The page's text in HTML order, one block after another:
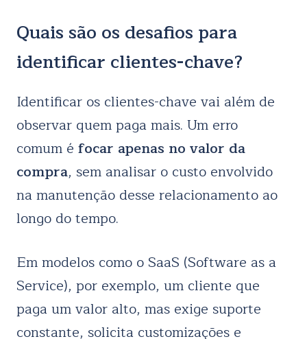
Quais são os desafios para
identificar clientes-chave?
Identificar os clientes-chave vai além de
observar quem paga mais. Um erro
comum éfocar apenas no valor da
compra, sem analisar o custo envolvido
na manutenção desse relacionamento ao
longo do tempo.
Em modelos como o SaaS (Software as a
Service), por exemplo, um cliente que
paga um valor alto, mas exige suporte
constante, solicita customizações e